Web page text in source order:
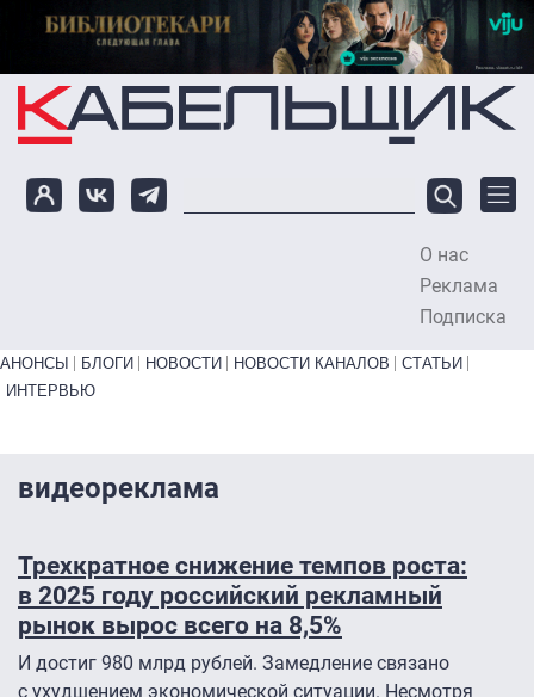
Перейти к основному содержанию
О нас
Реклама
Подписка
Primary links bottom
АНОНСЫ БЛОГИ НОВОСТИ НОВОСТИ КАНАЛОВ
СТАТЬИ
ИНТЕРВЬЮ
видеореклама
Трехкратное снижение темпов роста:
в 2025 году российский рекламный
рынок вырос всего на 8,5%
И достиг 980 млрд рублей. Замедление связано
с ухудшением экономической ситуации. Несмотря